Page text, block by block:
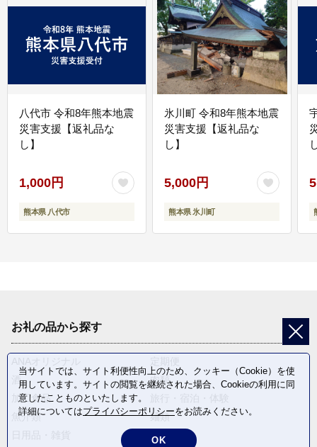
八代市 令和8年熊本地震
災害支援【返礼品な
し】
1,000円
熊本県 八代市
氷川町 令和8年熊本地震
災害支援【返礼品な
し】
5,000円
熊本県 氷川町
お礼の品から探す
酒
肉類
加工食品
魚介類
麺類
野菜
当サイトでは、サイト利便性向上のため、クッキー（Cookie）を使
用しています。サイトの閲覧を継続された場合、Cookieの利用に同
意したことものといたします。
詳細についてはプライバシーポリシーをお読みください。
OK